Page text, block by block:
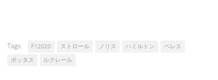
Tags: F12020 ストロール ノリス ハミルトン
ペレス
ボッタス
ルクレール